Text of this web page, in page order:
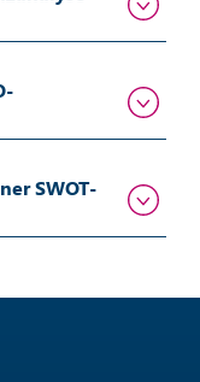
SWOT-